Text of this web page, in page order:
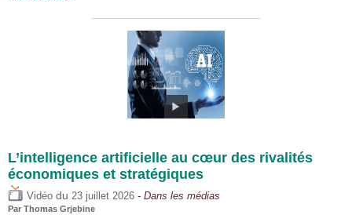
L’intelligence artificielle au cœur des rivalités
économiques et stratégiques
Vidéo du 23 juillet 2026 - Dans les médias
Par Thomas Grjebine